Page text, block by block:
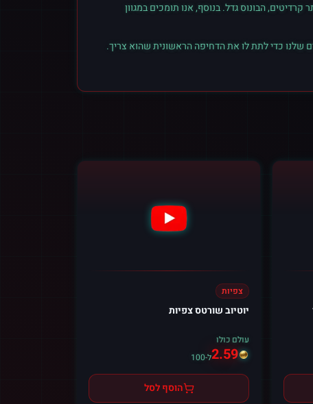
הבונוס גדל. בנוסף, אנו תומכים במגוון
שלנו כדי לתת לו את הדחיפה הראשונית שהוא צריך.
צפיות
יוטיוב שורטס צפיות
עולם כולו
2.59ל-100
הוסף לסל